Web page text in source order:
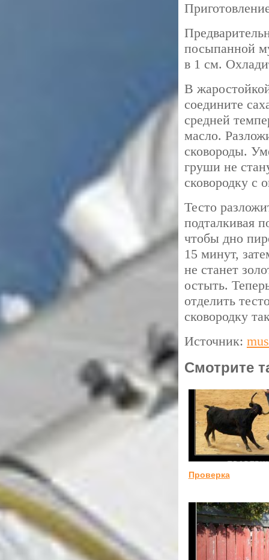
посыпанной
в 1 см.
В
соедините
средней
масло.
сковороды.
груши не
сковородку с
Тесто
подталкивая
чтобы дно
15 минут,
не станет
остыть.
отделить
сковородку
Источник:
Смотрите
Проверка